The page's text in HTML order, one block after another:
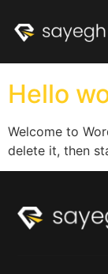
Hello
Welcome to
delete it, then